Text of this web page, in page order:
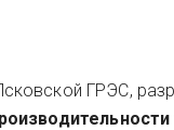
ГРЭС,